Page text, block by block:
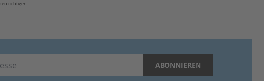
richtigen
ABONNIEREN